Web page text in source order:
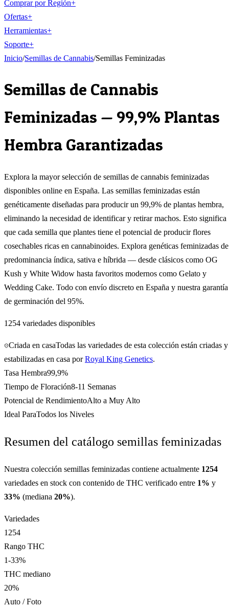
Comprar por Región+
Ofertas+
Herramientas+
Soporte+
Inicio/Semillas de Cannabis/Semillas Feminizadas
Semillas de Cannabis
Feminizadas — 99,9% Plantas
Hembra Garantizadas
Explora la mayor selección de semillas de cannabis feminizadas
disponibles online en España. Las semillas feminizadas están
genéticamente diseñadas para producir un 99,9% de plantas hembra,
eliminando la necesidad de identificar y retirar machos. Esto significa
que cada semilla que plantes tiene el potencial de producir flores
cosechables ricas en cannabinoides. Explora genéticas feminizadas de
predominancia índica, sativa e híbrida — desde clásicos como OG
Kush y White Widow hasta favoritos modernos como Gelato y
Wedding Cake. Todo con envío discreto en España y nuestra garantía
de germinación del 95%.
1254 variedades disponibles
Criada en casaTodas las variedades de esta colección están criadas y
estabilizadas en casa por Royal King Genetics.
Tasa Hembra99,9%
Tiempo de Floración8-11 Semanas
Potencial de RendimientoAlto a Muy Alto
Ideal ParaTodos los Niveles
Resumen del catálogo semillas feminizadas
Nuestra colección semillas feminizadas contiene actualmente 1254
variedades en stock con contenido de THC verificado entre 1% y
33% (mediana 20%).
Variedades
1254
Rango THC
1-33%
THC mediano
20%
Auto / Foto